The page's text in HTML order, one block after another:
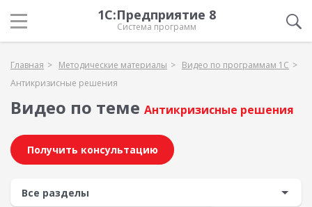
1С:Предприятие 8
Система программ
Главная Методические материалы
Видео по программам 1С
Антикризисные решения
Видео по теме Антикризисные решения
Получить консультацию